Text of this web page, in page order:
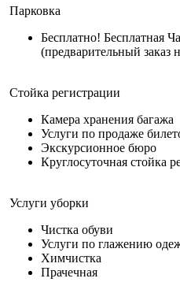
Парковка
Бесплатно! Бесплатная
(предварительный заказ
Стойка регистрации
Камера хранения багажа
Услуги по продаже
Экскурсионное бюро
Круглосуточная стойка
Услуги уборки
Чистка обуви
Услуги по глажению
Химчистка
Прачечная